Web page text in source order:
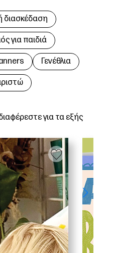
για τα εξής
διασκέδαση
για παιδιά
Γενέθλια